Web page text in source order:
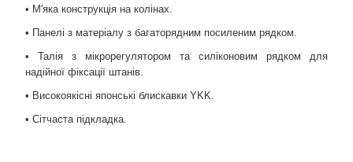
• М'яка конструкція на колінах.
• Панелі з матеріалу з багаторядним посиленим рядком.
• Талія з мікрорегулятором та силіконовим рядком для
надійної фіксації штанів.
• Високоякісні японські блискавки YKK.
• Сітчаста підкладка.